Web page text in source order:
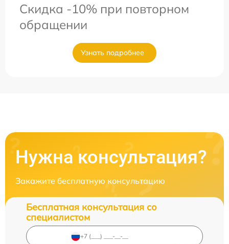
Скидка -10% при повторном
обращении
Узнать подробнее
Нужна консультация?
Закажите бесплатную консультацию
Бесплатная консультация со
специалистом